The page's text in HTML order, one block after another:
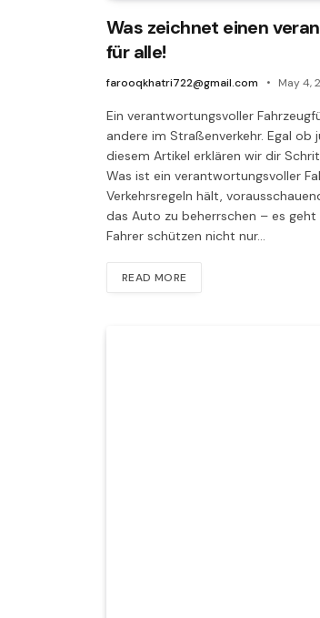
Was zeichnet einen
für alle!
farooqkhatri722@gmail.com May 4,
Ein verantwortungsvoller
andere im Straßenverkehr. Egal
diesem Artikel erklären wir dir
Was ist ein verantwortungsvoller
Verkehrsregeln hält,
das Auto zu beherrschen – es
Fahrer schützen nicht nur…
READ MORE